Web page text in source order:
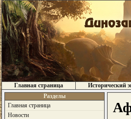
Главная страница Исторический
Разделы
Главная страница
Новости